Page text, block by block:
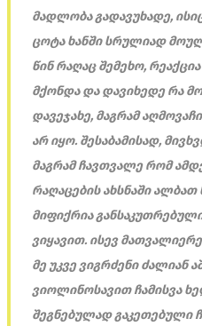
მადლობა გადავუხადე,
ცოტა ხანში სრულიად
წინ რაღაც შემეხო,
მქონდა და დავიხედე რა
დავეჯახე, მაგრამ
არ იყო. შესაბამისად,
მაგრამ ჩავთვალე რომ
რაღაცების ახსნაში
მიფიქრია
ვიყავით. ისევ
მე უკვე ვიგრძენი ძალიან
ვიოლინოსავით ჩამისვა
შეგნებულად გაკეთებული